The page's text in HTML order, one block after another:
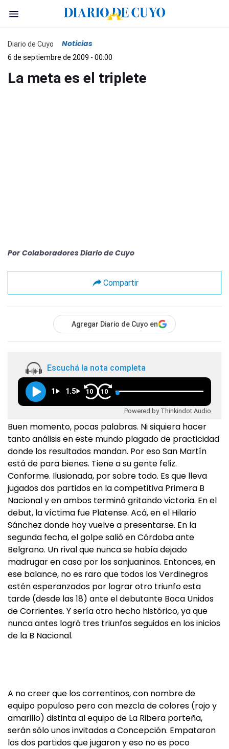
Diario de Cuyo Noticias
6 de septiembre de 2009 - 00:00
La meta es el triplete
Por Colaboradores Diario de Cuyo
Compartir
Agregar Diario de Cuyo en
Escuchá la nota completa
1 1.5 10 10
Powered by Thinkindot Audio
Buen momento, pocas palabras. Ni siquiera hacer
tanto análisis en este mundo plagado de practicidad
donde los resultados mandan. Por eso San Martín
está de para bienes. Tiene a su gente feliz.
Conforme. Ilusionada, por sobre todo. Es que lleva
jugados dos partidos en la competitiva Primera B
Nacional y en ambos terminó gritando victoria. En el
debut, la víctima fue Platense. Acá, en el Hilario
Sánchez donde hoy vuelve a presentarse. En la
segunda fecha, el golpe salió en Córdoba ante
Belgrano. Un rival que nunca se había dejado
madrugar en casa por los sanjuaninos. Entonces, en
ese balance, no es raro que todos los Verdinegros
estén esperanzados por lograr otro triunfo esta
tarde (desde las 18) ante el debutante Boca Unidos
de Corrientes. Y sería otro hecho histórico, ya que
nunca antes logró tres triunfos seguidos en los inicios
de la B Nacional.
A no creer que los correntinos, con nombre de
equipo populoso pero con mezcla de colores (rojo y
amarillo) distinta al equipo de La Ribera porteña,
serán sólo unos invitados a Concepción. Empataron
los dos partidos que jugaron y eso no es poco